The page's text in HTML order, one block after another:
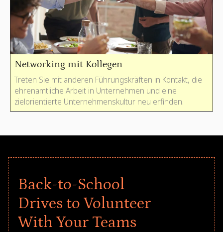
Networking mit Kollegen
Treten Sie mit anderen Führungskräften in Kontakt, die
ehrenamtliche Arbeit in Unternehmen und eine
zielorientierte Unternehmenskultur neu erfinden.
Back-to-School
Drives to Volunteer
With Your Teams